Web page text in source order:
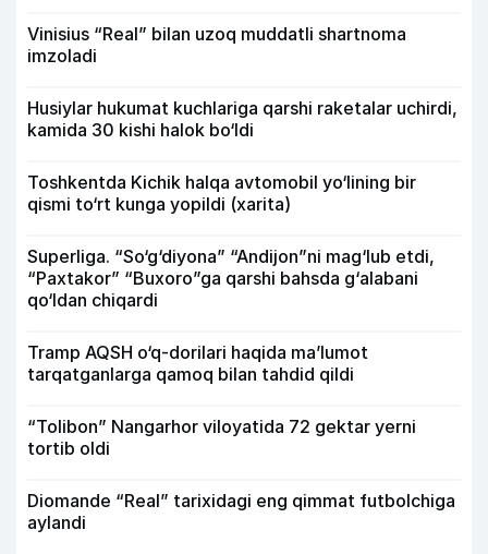
Vinisius “Real” bilan uzoq muddatli shartnoma
imzoladi
Husiylar hukumat kuchlariga qarshi raketalar uchirdi,
kamida 30 kishi halok bo‘ldi
Toshkentda Kichik halqa avtomobil yo‘lining bir
qismi to‘rt kunga yopildi (xarita)
Superliga. “So‘g‘diyona” “Andijon”ni mag‘lub etdi,
“Paxtakor” “Buxoro”ga qarshi bahsda g‘alabani
qo‘ldan chiqardi
Tramp AQSH o‘q-dorilari haqida ma’lumot
tarqatganlarga qamoq bilan tahdid qildi
“Tolibon” Nangarhor viloyatida 72 gektar yerni
tortib oldi
Diomande “Real” tarixidagi eng qimmat futbolchiga
aylandi